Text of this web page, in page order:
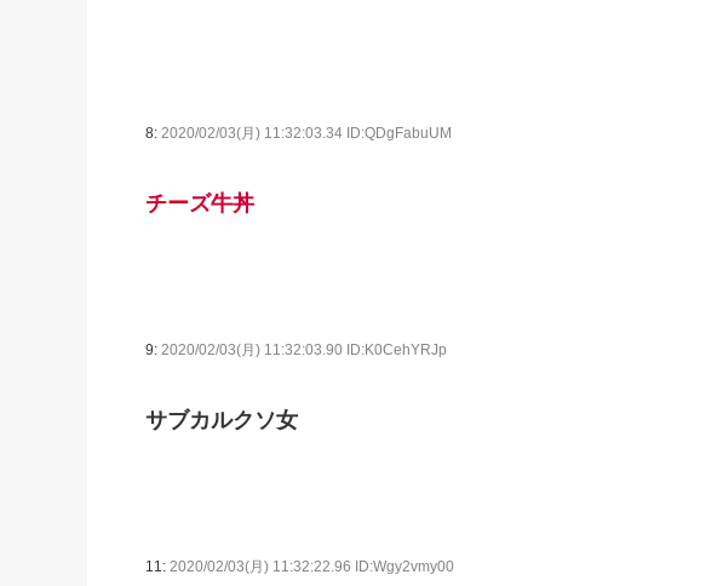
8: 2020/02/03(月) 11:32:03.34 ID:QDgFabuUM
チーズ牛丼
9: 2020/02/03(月) 11:32:03.90 ID:K0CehYRJp
サブカルクソ女
11: 2020/02/03(月) 11:32:22.96 ID:Wgy2vmy00